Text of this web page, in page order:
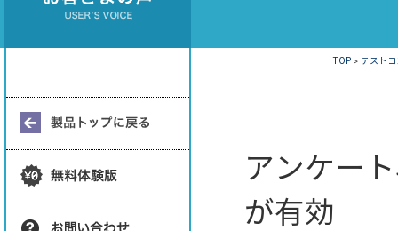
TOP > テストコ
アンケー
が有効